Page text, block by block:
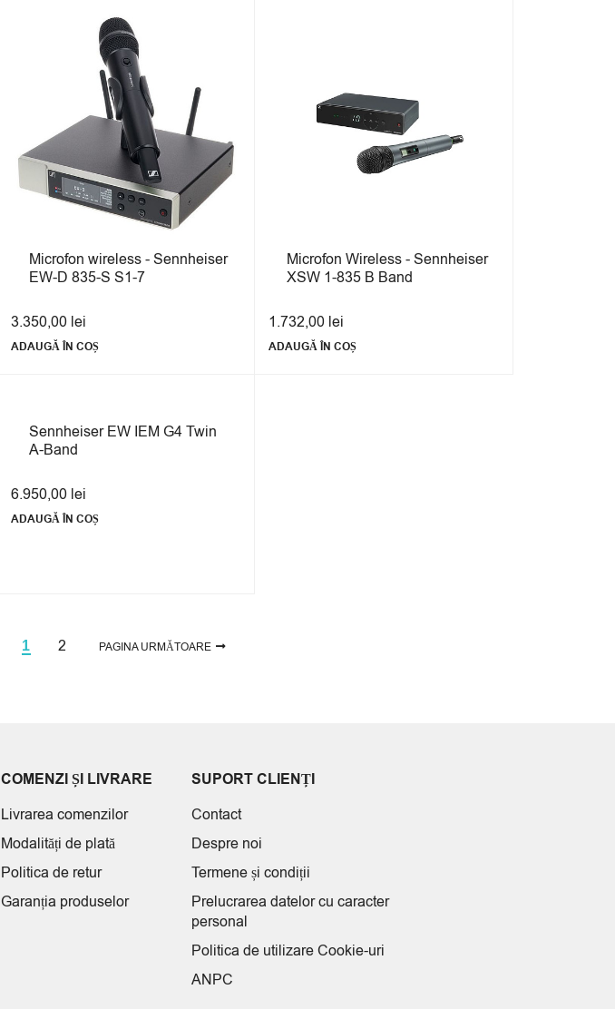
Microfon wireless - Sennheiser
EW-D 835-S S1-7
3.350,00 lei
ADAUGĂ ÎN COȘ
Microfon Wireless - Sennheiser
XSW 1-835 B Band
1.732,00 lei
ADAUGĂ ÎN COȘ
Sennheiser EW IEM G4 Twin
A-Band
6.950,00 lei
ADAUGĂ ÎN COȘ
1 2 PAGINA URMĂTOARE
COMENZI ȘI LIVRARE
Livrarea comenzilor
Modalități de plată
Politica de retur
Garanția produselor
SUPORT CLIENȚI
Contact
Despre noi
Termene și condiții
Prelucrarea datelor cu caracter
personal
Politica de utilizare Cookie-uri
ANPC